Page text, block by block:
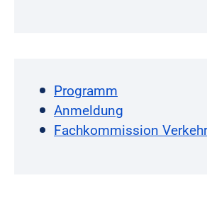
Programm
Anmeldung
Fachkommission